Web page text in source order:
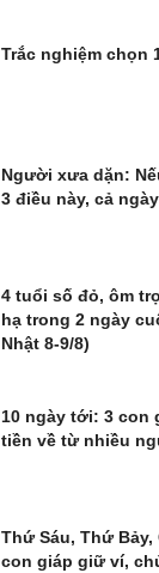
Trắc nghiệm chọn
Người xưa dặn:
3 điều này, cả
4 tuổi số đỏ, ôm
hạ trong 2 ngày
Nhật 8-9/8)
10 ngày tới: 3 con
tiền về từ nhiều
Thứ Sáu, Thứ Bảy,
con giáp giữ ví,